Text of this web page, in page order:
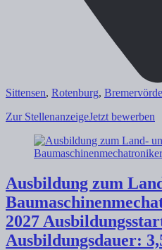
Sittensen, Rotenburg, Bremervörde
Zur StellenanzeigeJetzt bewerben
Ausbildung zum
2027
Ausbildungsdauer: